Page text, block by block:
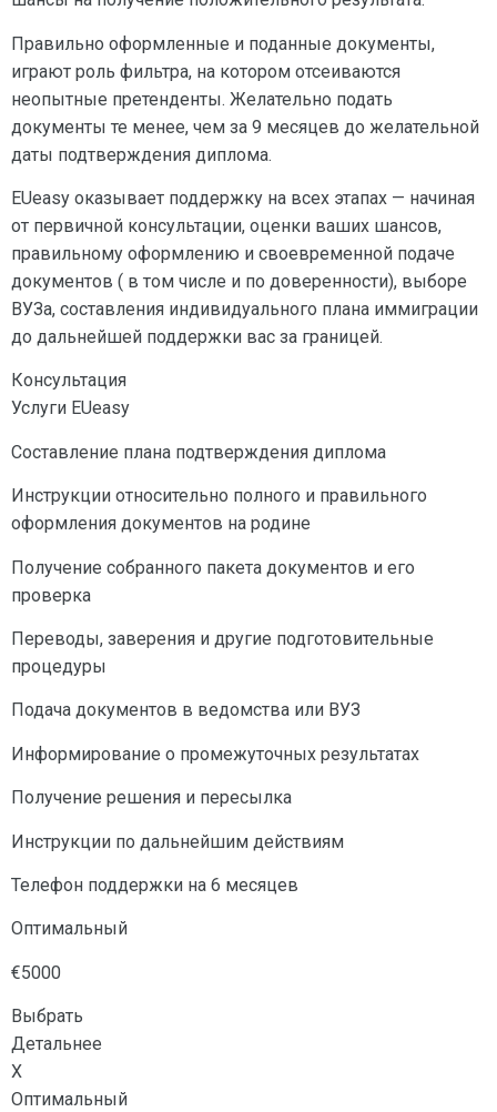
Правильно оформленные и поданные документы,
играют роль фильтра, на котором отсеиваются
неопытные претенденты. Желательно подать
документы те менее, чем за 9 месяцев до желательной
даты подтверждения диплома.
EUeasy оказывает поддержку на всех этапах — начиная
от первичной консультации, оценки ваших шансов,
правильному оформлению и своевременной подаче
документов ( в том числе и по доверенности), выборе
ВУЗа, составления индивидуального плана иммиграции
до дальнейшей поддержки вас за границей.
Консультация
Услуги EUeasy
Составление плана подтверждения диплома
Инструкции относительно полного и правильного
оформления документов на родине
Получение собранного пакета документов и его
проверка
Переводы, заверения и другие подготовительные
процедуры
Подача документов в ведомства или ВУЗ
Информирование о промежуточных результатах
Получение решения и пересылка
Инструкции по дальнейшим действиям
Телефон поддержки на 6 месяцев
Оптимальный
€5000
Выбрать
Детальнее
X
Оптимальный